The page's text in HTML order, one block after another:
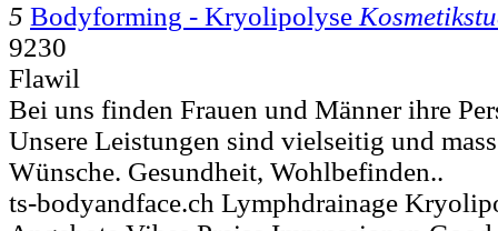
5 Bodyforming - Kryolipolyse
9230
Flawil
Bei uns finden Frauen und Männer ihre
Unsere Leistungen sind vielseitig und
Wünsche. Gesundheit, Wohlbefinden..
ts-bodyandface.ch Lymphdrainage